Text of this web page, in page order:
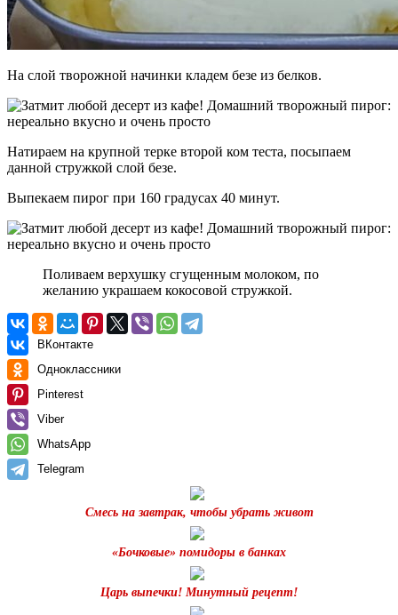
На слой творожной начинки кладем безе из белков.
Натираем на крупной терке второй ком теста, посыпаем
данной стружкой слой безе.
Выпекаем пирог при 160 градусах 40 минут.
Поливаем верхушку сгущенным молоком, по
желанию украшаем кокосовой стружкой.
ВКонтакте
Одноклассники
Pinterest
Viber
WhatsApp
Telegram
Смесь на завтрак, чтобы убрать живот
«Бочковые» помидоры в банках
Царь выпечки! Минутный рецепт!